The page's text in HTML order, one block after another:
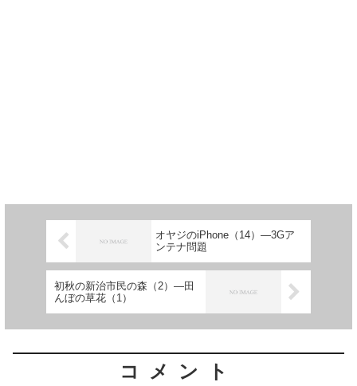
オヤジのiPhone（14）―3Gア
ンテナ問題
初秋の新治市民の森（2）―田
んぼの草花（1）
コメント